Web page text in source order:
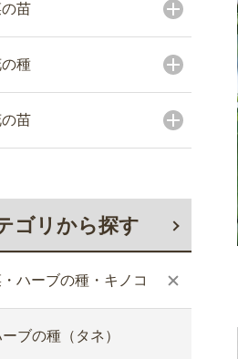
苗
種
苗
ゴリから探す
ハーブの種・キノコ
ブの種（タネ）